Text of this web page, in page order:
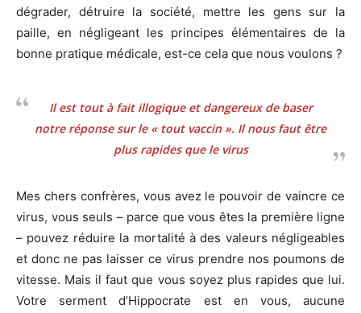
dégrader, détruire la société, mettre les gens sur la
paille, en négligeant les principes élémentaires de la
bonne pratique médicale, est-ce cela que nous voulons ?
Il est tout à fait illogique et dangereux de baser
notre réponse sur le « tout vaccin ». Il nous faut être
plus rapides que le virus
Mes chers confrères, vous avez le pouvoir de vaincre ce
virus, vous seuls – parce que vous êtes la première ligne
– pouvez réduire la mortalité à des valeurs négligeables
et donc ne pas laisser ce virus prendre nos poumons de
vitesse. Mais il faut que vous soyez plus rapides que lui.
Votre serment d’Hippocrate est en vous, aucune